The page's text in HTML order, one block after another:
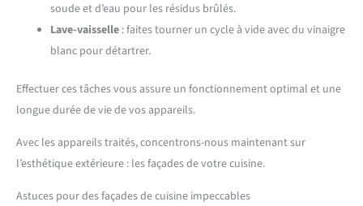
soude et d’eau pour les résidus brûlés.
Lave-vaisselle : faites tourner un cycle à vide avec du vinaigre
blanc pour détartrer.
Effectuer ces tâches vous assure un fonctionnement optimal et une
longue durée de vie de vos appareils.
Avec les appareils traités, concentrons-nous maintenant sur
l’esthétique extérieure : les façades de votre cuisine.
Astuces pour des façades de cuisine impeccables